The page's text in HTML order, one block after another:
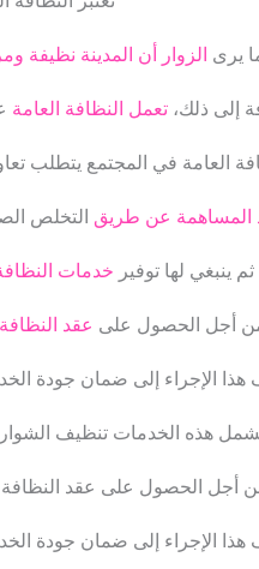
يرى الزوار أن المدينة نظيفة
إلى ذلك، تعمل النظافة العامة
العامة في المجتمع يتطلب
المساهمة عن طريق التخلص
ثم ينبغي لها توفير خدمات
أجل الحصول على عقد
هذا الإجراء إلى ضمان جودة
هذه الخدمات تنظيف الشوارع
أجل الحصول على عقد النظافة
هذا الإجراء إلى ضمان جودة